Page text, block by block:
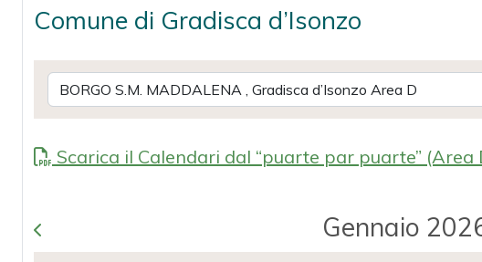
Comune di Gradisca d’Isonzo
Scarica il Calendari dal “puarte par puarte” (Area
Gennaio